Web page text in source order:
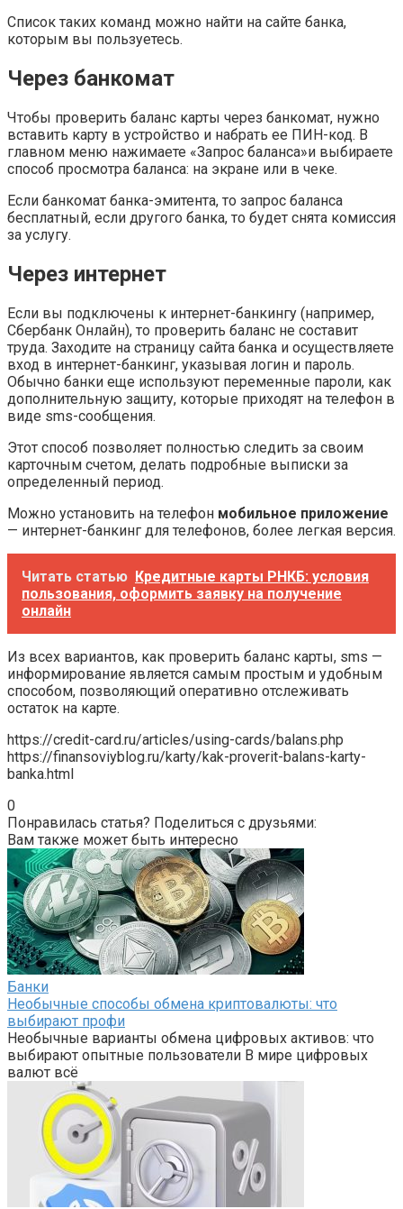
Список таких команд можно найти на сайте банка,
которым вы пользуетесь.
Через банкомат
Чтобы проверить баланс карты через банкомат, нужно
вставить карту в устройство и набрать ее ПИН-код. В
главном меню нажимаете «Запрос баланса»и выбираете
способ просмотра баланса: на экране или в чеке.
Если банкомат банка-эмитента, то запрос баланса
бесплатный, если другого банка, то будет снята комиссия
за услугу.
Через интернет
Если вы подключены к интернет-банкингу (например,
Сбербанк Онлайн), то проверить баланс не составит
труда. Заходите на страницу сайта банка и осуществляете
вход в интернет-банкинг, указывая логин и пароль.
Обычно банки еще используют переменные пароли, как
дополнительную защиту, которые приходят на телефон в
виде sms-сообщения.
Этот способ позволяет полностью следить за своим
карточным счетом, делать подробные выписки за
определенный период.
Можно установить на телефон мобильное приложение
— интернет-банкинг для телефонов, более легкая версия.
Читать статью Кредитные карты РНКБ: условия
пользования, оформить заявку на получение
онлайн
Из всех вариантов, как проверить баланс карты, sms —
информирование является самым простым и удобным
способом, позволяющий оперативно отслеживать
остаток на карте.
https://credit-card.ru/articles/using-cards/balans.php
https://finansoviyblog.ru/karty/kak-proverit-balans-karty-
banka.html
0
Понравилась статья? Поделиться с друзьями:
Вам также может быть интересно
Банки
Необычные способы обмена криптовалюты: что
выбирают профи
Необычные варианты обмена цифровых активов: что
выбирают опытные пользователи В мире цифровых
валют всё